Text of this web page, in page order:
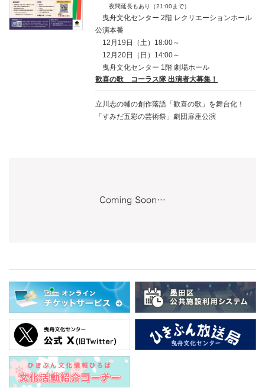
夜間延長もあり（21:00まで）
曳舟文化センター 2階 レクリエーションホール
公演本番
12月19日（土）18:00～
12月20日（日）14:00～
曳舟文化センター 1階 劇場ホール
歓喜の歌 コーラス隊 出演者大募集！
立川志の輔の創作落語「歓喜の歌」を舞台化！
「すみだ五彩の芸術祭」劇団扉座公演